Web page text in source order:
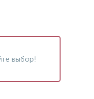
выбор!